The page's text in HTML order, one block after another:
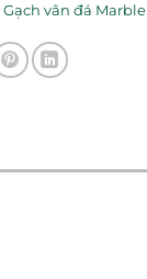
Gạch vân đá Marble